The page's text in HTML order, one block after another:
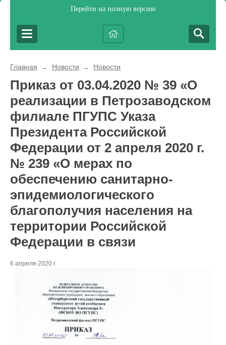
Перейти на полную версию
Главная → Новости → Новости
Приказ от 03.04.2020 № 39 «О
реализации в Петрозаводском
филиале ПГУПС Указа
Президента Российской
Федерации от 2 апреля 2020 г.
№ 239 «О мерах по
обеспечению санитарно-
эпидемиологического
благополучия населения на
территории Российской
Федерации в связи
6 апреля 2020 г.